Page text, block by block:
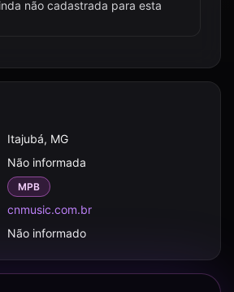
não cadastrada para esta
Itajubá, MG
Não informada
MPB
cnmusic.com.br
Não informado